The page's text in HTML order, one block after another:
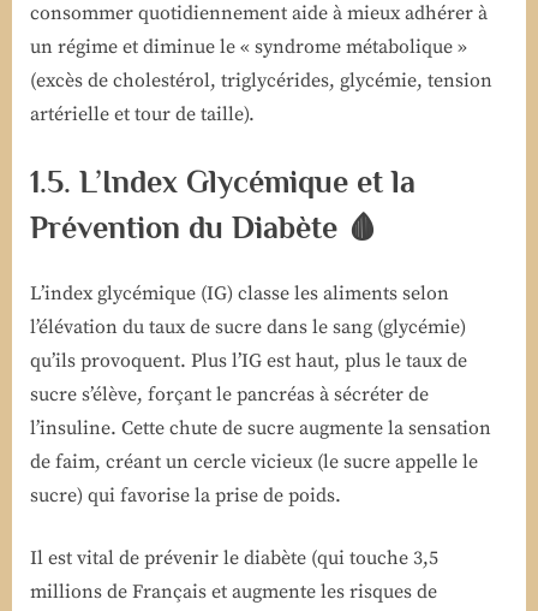
consommer quotidiennement aide à mieux adhérer à
un régime et diminue le « syndrome métabolique »
(excès de cholestérol, triglycérides, glycémie, tension
artérielle et tour de taille).
1.5. L’Index Glycémique et la
Prévention du Diabète 🩸
L’index glycémique (IG) classe les aliments selon
l’élévation du taux de sucre dans le sang (glycémie)
qu’ils provoquent. Plus l’IG est haut, plus le taux de
sucre s’élève, forçant le pancréas à sécréter de
l’insuline. Cette chute de sucre augmente la sensation
de faim, créant un cercle vicieux (le sucre appelle le
sucre) qui favorise la prise de poids.
Il est vital de prévenir le diabète (qui touche 3,5
millions de Français et augmente les risques de